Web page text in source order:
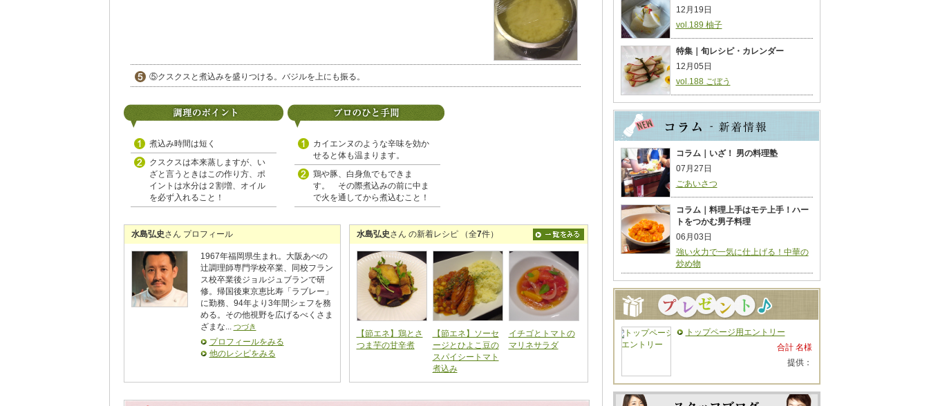
⑤クスクスと煮込みを盛りつける。バジルを上にも振る。
煮込み時間は短く
クスクスは本来蒸しますが、い
ざと言うときはこの作り方、ポ
イントは水分は２割増、オイル
を必ず入れること！
カイエンヌのような辛味を効か
せると体も温まります。
鶏や豚、白身魚でもできま
す。 その際煮込みの前に中ま
で火を通してから煮込むこと！
水島弘史さん プロフィール
1967年福岡県生まれ。大阪あべの
辻調理師専門学校卒業、同校フラン
ス校卒業後ジョルジュブランで研
修。帰国後東京恵比寿「ラブレー」
に勤務、94年より3年間シェフを務
める。その他視野を広げるべくさま
ざまな... つづき
プロフィールをみる
他のレシピをみる
水島弘史さん の新着レシピ （全7件）
【節エネ】鶏とさ
つま芋の甘辛煮
【節エネ】ソーセ
ージとひよこ豆の
スパイシートマト
煮込み
イチゴとトマトの
マリネサラダ
12月19日
vol.189 柚子
特集｜旬レシピ・カレンダー
12月05日
vol.188 ごぼう
コラム｜いざ！ 男の料理塾
07月27日
ごあいさつ
コラム｜料理上手はモテ上手！ハー
トをつかむ男子料理
06月03日
強い火力で一気に仕上げる！中華の
炒め物
トップページ用エントリー
合計 名様
提供：